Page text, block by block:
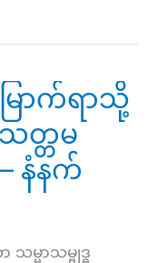
ာက်ရာသို့
သတ္တမ
နံနက်
မာသမ္ဗုဒ္ဓ